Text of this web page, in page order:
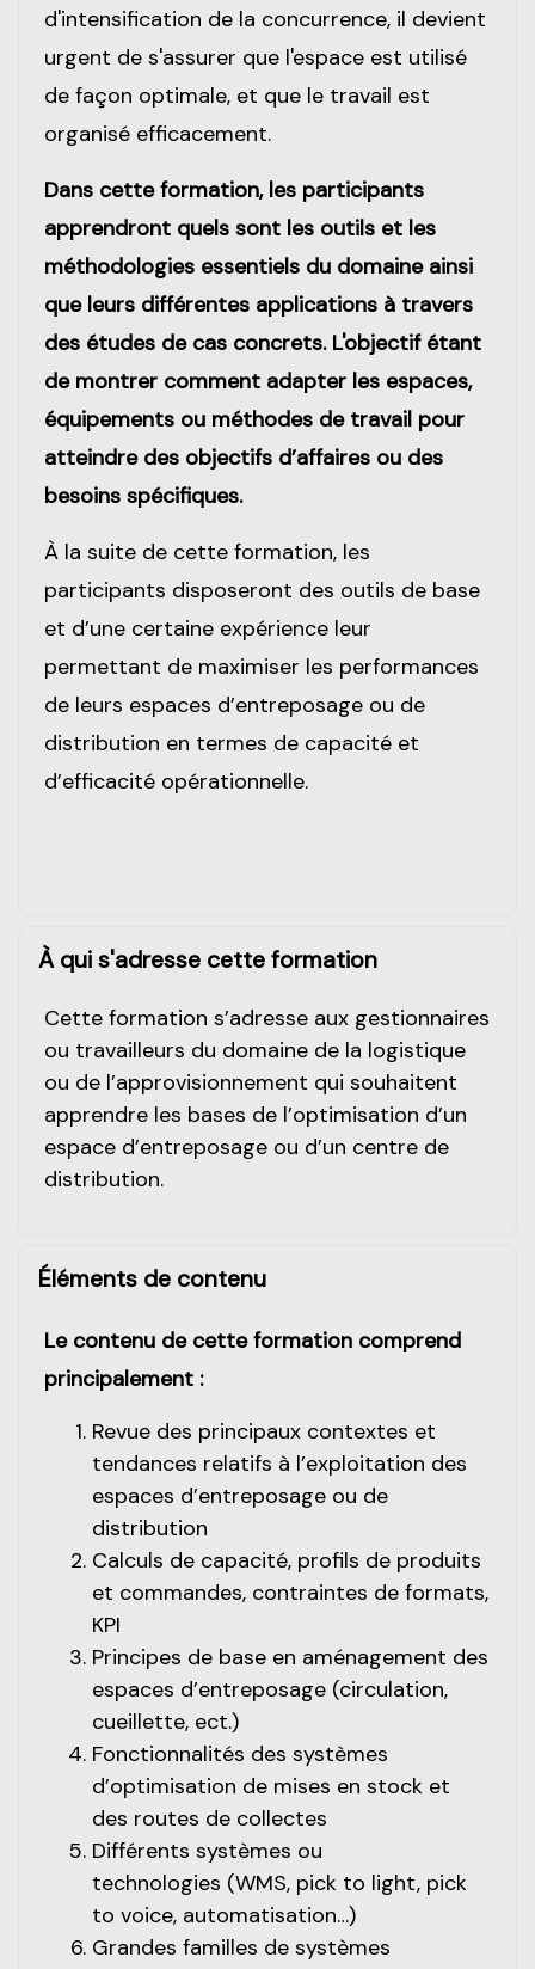
d'intensification de la concurrence, il devient
urgent de s'assurer que l'espace est utilisé
de façon optimale, et que le travail est
organisé efficacement.
Dans cette formation, les participants
apprendront quels sont les outils et les
méthodologies essentiels du domaine ainsi
que leurs différentes applications à travers
des études de cas concrets. L'objectifétant
de montrer comment adapter les espaces,
équipements ou méthodes de travail pour
atteindre des objectifs d’affaires ou des
besoins spécifiques.
À la suite de cette formation, les
participants disposeront des outils de base
et d’une certaine expérience leur
permettant de maximiser les performances
de leurs espaces d’entreposage ou de
distribution en termes de capacité et
d’efficacité opérationnelle.
À qui s'adresse cette formation
Cette formation s’adresse aux gestionnaires
ou travailleurs du domaine de la logistique
ou de l’approvisionnement qui souhaitent
apprendre les bases de l’optimisation d’un
espace d’entreposage ou d’un centre de
distribution.
Éléments de contenu
Le contenu de cette formation comprend
principalement :
Revue des principaux contextes et
tendances relatifs à l’exploitation des
espaces d’entreposage ou de
distribution
Calculs de capacité, profils de produits
et commandes, contraintes de formats,
KPI
Principes de base en aménagement des
espaces d’entreposage (circulation,
cueillette, ect.)
Fonctionnalités des systèmes
d’optimisation de mises en stock et
des routes de collectes
Différents systèmes ou
technologies (WMS, pick to light, pick
to voice, automatisation…)
Grandes familles de systèmes